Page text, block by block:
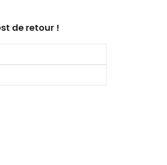
de retour !